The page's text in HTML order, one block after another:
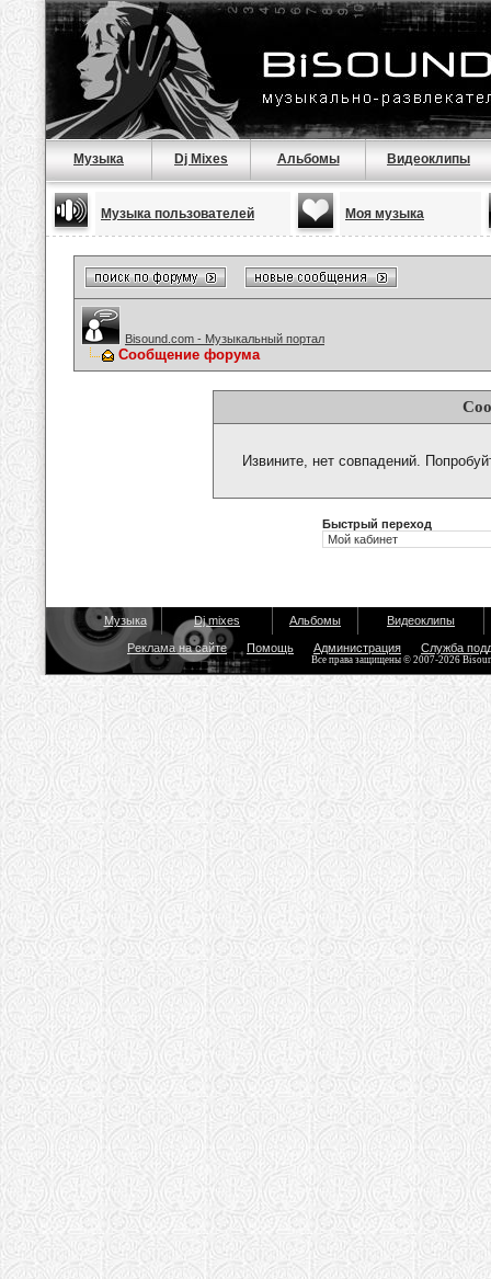
Музыка Dj Mixes Альбомы Видеоклипы
Музыка пользователей Моя музыка
Bisound.com - Музыкальный портал
Сообщение форума
Извините, нет совпадений.
Быстрый переход
Музыка Dj mixes Альбомы Видеоклипы
Реклама на сайте Помощь Администрация Служба
Все права защищены © 2007-2026